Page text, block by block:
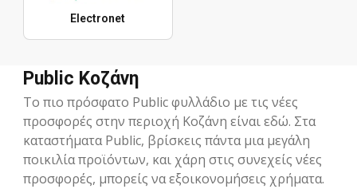
Electronet
Public Κοζάνη
Το πιο πρόσφατο Public φυλλάδιο με τις νέες
προσφορές στην περιοχή Κοζάνη είναι εδώ. Στα
καταστήματα Public, βρίσκεις πάντα μια μεγάλη
ποικιλία προϊόντων, και χάρη στις συνεχείς νέες
προσφορές, μπορείς να εξοικονομήσεις χρήματα.